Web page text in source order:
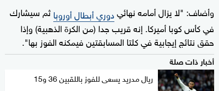
وأضاف: "لا يزال أمامه نهائيدوري أبطال أوروباثم سيشارك
في كأس كوبا أميركا. إنه قريب جدا (من الكرة الذهبية) وإذا
حقق نتائج إيجابية في كلتا المسابقتين فيمكنه الفوز بها".
أخبار ذات صلة
ريال مدريد يسعى للفوز باللقبين 36 و15